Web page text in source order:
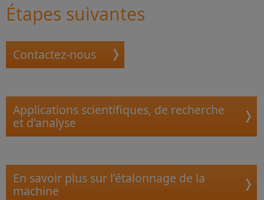
Étapes suivantes
Contactez-nous
Applications scientifiques, de recherche
et d'analyse
En savoir plus sur l'étalonnage de la
machine